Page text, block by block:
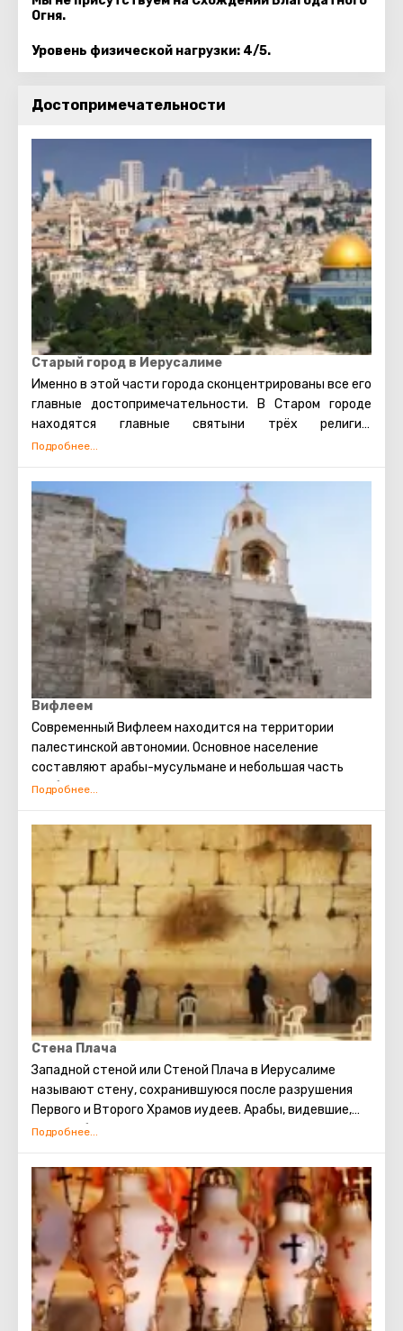
Огня.
Уровень физической нагрузки: 4/5.
Достопримечательности
Старый город в Иерусалиме
Именно в этой части города сконцентрированы все его
главные достопримечательности. В Старом городе
находятся главные святыни трёх религий:
мусульманской, иудейской и христианской. Также есть
арабы, христиане и армяне. Несмотря на то, что армяне
также исповедуют христианство, для них проводятся
отдельные службы в храмах, и живут они обособленно.
В армянском квартале практически не бывает
туристических экскурсий. Каждый может увидеть
потрясающие памятники старинной архитектуры,
просто прогулявшись по Старому городу. Башня
Давида, Храм Гроба Господня, сохранившаяся римская
торговая улица, Стена Плача и многие другие
достопримечательности Иерусалима открыты для
посещения туристами.
Вифлеем
Современный Вифлеем находится на территории
палестинской автономии. Основное население
составляют арабы-мусульмане и небольшая часть
арабов-христиан. Основной доход Вифлеему приносит
христианские паломники со всего света. Именно здесь
родился Иисус Христос. Каждое Рождество в
Вифлееме проводятся рождественские мессы,
которые транслируют по всему миру. Главная святыня
города – серебряная звезда в пещере храма
Рождества Христова, которой отмечено место, где
появился на свет Иисус. В этом храме есть
чудотворная икона улыбающейся Божьей Матери,
пещера Избиенных младенцев.
Стена Плача
Западной стеной или Стеной Плача в Иерусалиме
называют стену, сохранившуюся после разрушения
Первого и Второго Храмов иудеев. Арабы, видевшие,
как скорбят евреи о разрушении храма, прозвали это
традиция: стоя у Стены Плача просить о самом
сокровенном. Можно также вложить между камней
Стены записку с заветным желанием, которое
непременно сбудется. Собираясь посетить Стену
Плача, следует помнить о том, что это возможно
только в скромной одежде, прикрывающей колени и
плечи.